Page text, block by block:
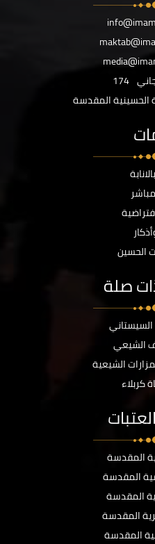
174
الحسينية المقدسة
الحسين
صلة
الشيعي
الشيعية
كربلاء
المقدسة
المقدسة
المقدسة
المقدسة
المقدسة